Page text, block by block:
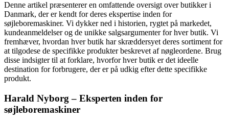
Denne artikel præsenterer en omfattende oversigt over butikker i
Danmark, der er kendt for deres ekspertise inden for
søjleboremaskiner. Vi dykker ned i historien, rygtet på markedet,
kundeanmeldelser og de unikke salgsargumenter for hver butik. Vi
fremhæver, hvordan hver butik har skræddersyet deres sortiment for
at tilgodese de specifikke produkter beskrevet af nøgleordene. Brug
disse indsigter til at forklare, hvorfor hver butik er det ideelle
destination for forbrugere, der er på udkig efter dette specifikke
produkt.
Harald Nyborg – Eksperten inden for
søjleboremaskiner